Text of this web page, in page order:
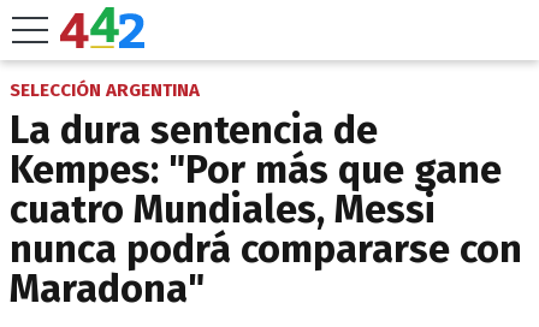
SELECCIÓN ARGENTINA
La dura sentencia de
Kempes: "Por más que gane
cuatro Mundiales, Messi
nunca podrá compararse con
Maradona"